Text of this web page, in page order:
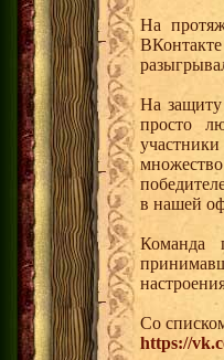
На
На
просто
в нашей
Команда
Со
https://